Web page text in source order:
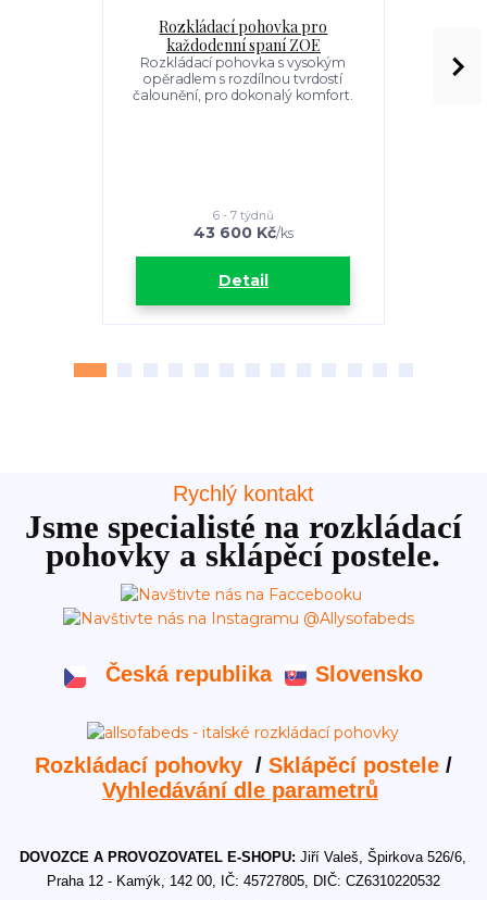
Rozkládací pohovka pro
každodenní spaní ZOE
Rozkládací pohovka s vysokým
opěradlem s rozdílnou tvrdostí
čalounění, pro dokonalý komfort.
43 600 Kč/ks
6 - 7 týdnů
Detail
Rychlý kontakt
Jsme specialisté na rozkládací
pohovky a sklápěcí postele.
Česká republika Slovensko
Rozkládací pohovky / Sklápěcí postele/
Vyhledávání dle parametrů
DOVOZCE A PROVOZOVATEL E-SHOPU:Jiří Valeš, Špirkova 526/6,
Praha 12 - Kamýk, 142 00, IČ: 45727805, DIČ: CZ6310220532